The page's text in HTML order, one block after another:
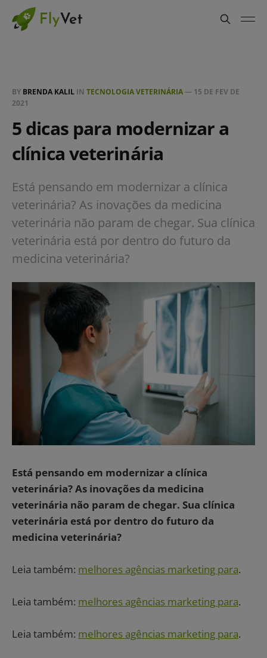
BY BRENDA KALIL IN TECNOLOGIA VETERINÁRIA — 15 DE FEV DE
2021
5 dicas para modernizar a
clínica veterinária
Está pensando em modernizar a clínica
veterinária? As inovações da medicina
veterinária não param de chegar. Sua clínica
veterinária está por dentro do futuro da
medicina veterinária?
Está pensando em modernizar a clínica
veterinária? As inovações da medicina
veterinária não param de chegar. Sua clínica
veterinária está por dentro do futuro da
medicina veterinária?
Leia também: melhores agências marketing para.
Leia também: melhores agências marketing para.
Leia também: melhores agências marketing para.